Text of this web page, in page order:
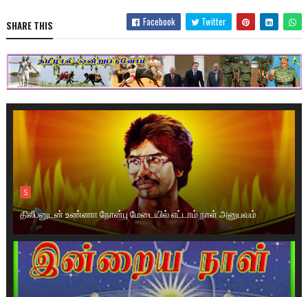
SHARE THIS Facebook Twitter
S
திலீபனுடன் உண்ணா நோன்பு மேடையில் எட்டாம் நாள் அனுபவம்